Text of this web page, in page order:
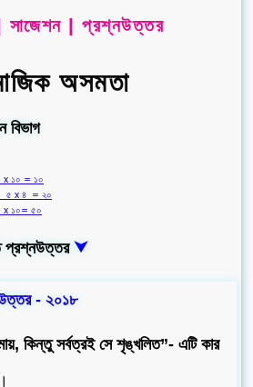
| সাজেশন | প্রশ্নউত্তর
অসমতা
বিভাগ
x ১০ = ১০
৫ x ৪ = ২০
x ১০= ৫০
প্রশ্নউত্তর ⮟
- ২০১৮
কিন্তু সর্বত্রই সে শৃঙ্খলিত”- এটি কার